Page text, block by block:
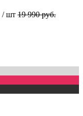
/ шт 19 990 руб.